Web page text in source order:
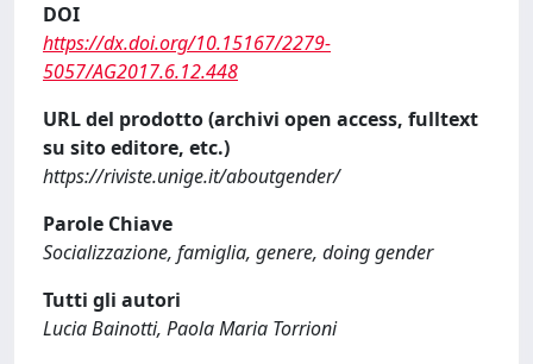
DOI
https://dx.doi.org/10.15167/2279-
5057/AG2017.6.12.448
URL del prodotto (archivi open access, fulltext
su sito editore, etc.)
https://riviste.unige.it/aboutgender/
Parole Chiave
Socializzazione, famiglia, genere, doing gender
Tutti gli autori
Lucia Bainotti, Paola Maria Torrioni